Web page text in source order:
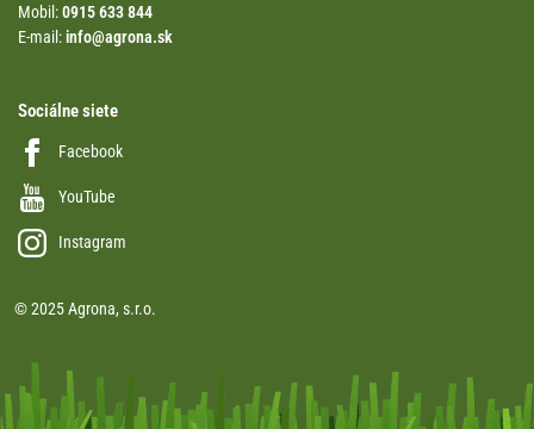
Mobil:0915 633 844
E-mail:info@agrona.sk
Sociálne siete
Facebook
YouTube
Instagram
© 2025 Agrona, s.r.o.